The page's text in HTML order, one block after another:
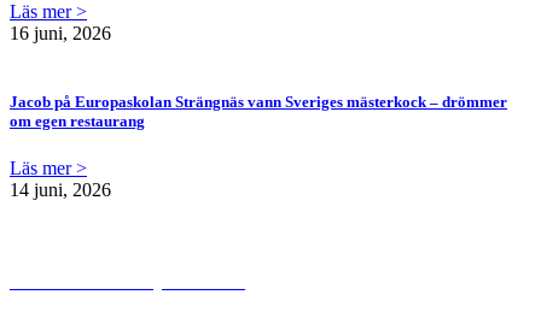
Läs mer >
16 juni, 2026
Jacob på Europaskolan Strängnäs vann Sveriges mästerkock – drömmer
om egen restaurang
Läs mer >
14 juni, 2026